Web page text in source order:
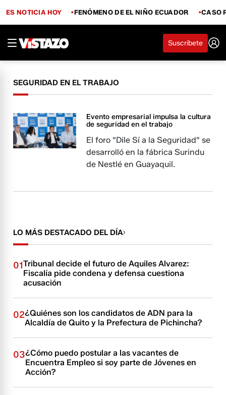
ES NOTICIA HOY FENÓMENO DE EL NIÑO ECUADOR CASO
Suscríbete
SEGURIDAD EN EL TRABAJO
Evento empresarial impulsa la cultura
de seguridad en el trabajo
El foro "Dile Sí a la Seguridad" se
desarrolló en la fábrica Surindu
de Nestlé en Guayaquil.
LO MÁS DESTACADO DEL DÍA
01Tribunal decide el futuro de Aquiles Alvarez:
Fiscalía pide condena y defensa cuestiona
acusación
02¿Quiénes son los candidatos de ADN para la
Alcaldía de Quito y la Prefectura de Pichincha?
03¿Cómo puedo postular a las vacantes de
Encuentra Empleo si soy parte de Jóvenes en
Acción?